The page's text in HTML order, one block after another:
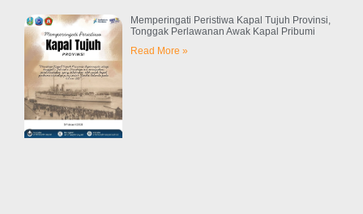
Memperingati Peristiwa Kapal Tujuh Provinsi,
Tonggak Perlawanan Awak Kapal Pribumi
Read More »